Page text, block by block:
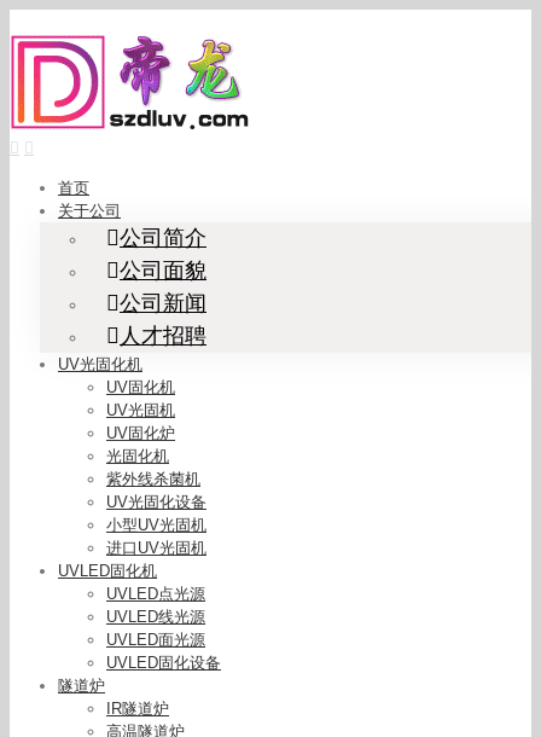
to
content
首页
关于公司
公司简介
公司面貌
公司新闻
人才招聘
UV光固化机
UV固化机
UV光固机
UV固化炉
光固化机
紫外线杀菌机
UV光固化设备
小型UV光固机
进口UV光固机
UVLED固化机
UVLED点光源
UVLED线光源
UVLED面光源
UVLED固化设备
隧道炉
IR隧道炉
高温隧道炉